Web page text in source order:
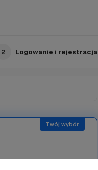
2 Logowanie i rejestracja
Szkoły
(jeżeli chcesz
Ekipie, a dzięki